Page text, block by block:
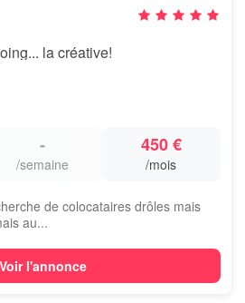
la créative!
-
/semaine
450 €
/mois
de colocataires drôles mais
au...
Voir l'annonce